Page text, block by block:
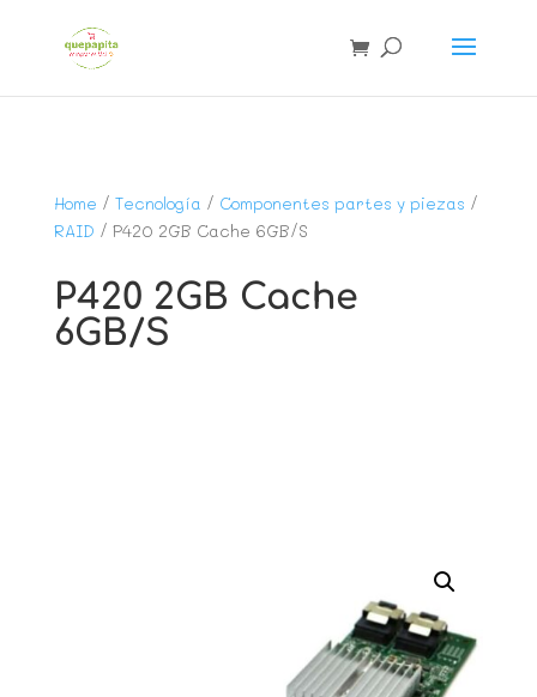
Home / Tecnología / Componentes partes y piezas /
RAID / P420 2GB Cache 6GB/S
P420 2GB Cache
6GB/S